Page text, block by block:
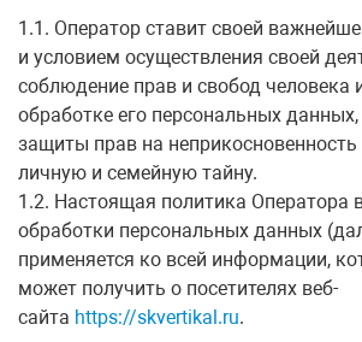
1.1. Оператор ставит своей
и условием осуществления своей
соблюдение прав и свобод человека
обработке его персональных
защиты прав на
личную и семейную тайну.
1.2. Настоящая политика Оператора
обработки персональных данных
применяется ко всей информации,
может получить о посетителях веб-
сайта https://skvertikal.ru.